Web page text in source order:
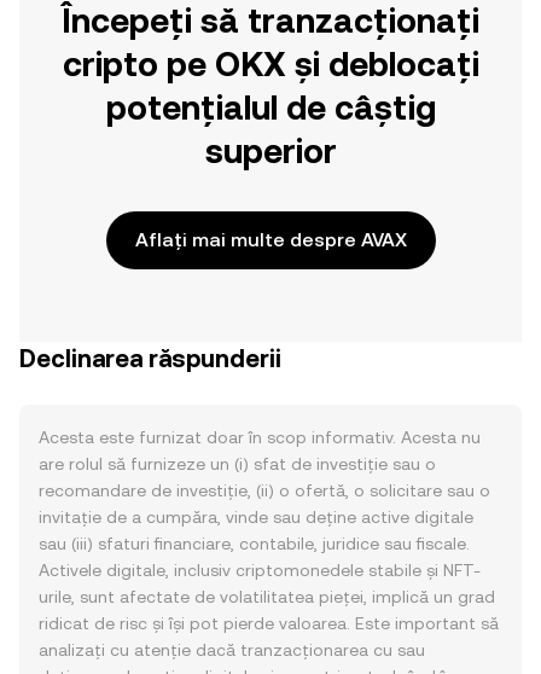
Începeți să tranzacționați
cripto pe OKX și deblocați
potențialul de câștig
superior
Aflați mai multe despre AVAX
Declinarea răspunderii
Acesta este furnizat doar în scop informativ. Acesta nu
are rolul să furnizeze un (i) sfat de investiție sau o
recomandare de investiție, (ii) o ofertă, o solicitare sau o
invitație de a cumpăra, vinde sau deține active digitale
sau (iii) sfaturi financiare, contabile, juridice sau fiscale.
Activele digitale, inclusiv criptomonedele stabile și NFT-
urile, sunt afectate de volatilitatea pieței, implică un grad
ridicat de risc și își pot pierde valoarea. Este important să
analizați cu atenție dacă tranzacționarea cu sau